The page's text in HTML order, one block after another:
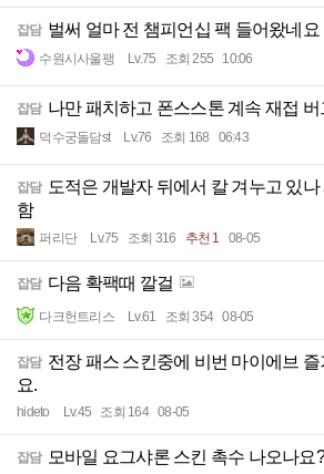
잡담 벌써 얼마 전 챔피언십 팩 들어왔네요
수원시사울팽 Lv.75 조회 255 10:06
잡담 나만 패치하고 폰스스톤 계속 재접
덕수궁돌담st Lv.76 조회 168 06:43
잡담 도적은 개발자 뒤에서 칼 겨누고 있
함
퍼리단 Lv.75 조회 316 추천 1 08-05
잡담 다음 확팩때 깔걸
다크헌트리스 Lv.61 조회 354 08-05
잡담 전장 패스 스킨중에 비번 마이에브 즐
요.
hideto Lv.45 조회 164 08-05
잡담 모바일 요그샤론 스킨 촉수 나오나요